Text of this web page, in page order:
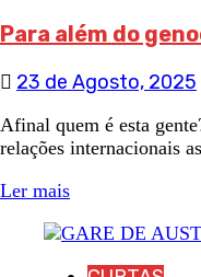
Para além do
23 de Agosto, 2025
Afinal quem é esta
relações internacionais
Ler mais